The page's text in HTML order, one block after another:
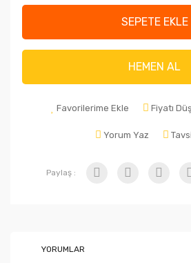
SEPETE EKLE
HEMEN AL
Favorilerime Ekle Fiyatı
Yorum Yaz
Paylaş :
YORUMLAR